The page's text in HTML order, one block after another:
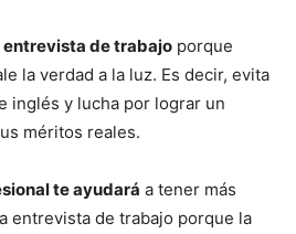
entrevista de trabajo porque
la verdad a la luz. Es decir, evita
inglés y lucha por lograr un
méritos reales.
te ayudará a tener más
entrevista de trabajo porque la